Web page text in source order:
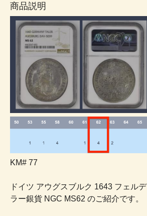
商品説明
KM# 77
ドイツ アウグスブルク 1643 フェル
ラー銀貨 NGC MS62 のご紹介です。